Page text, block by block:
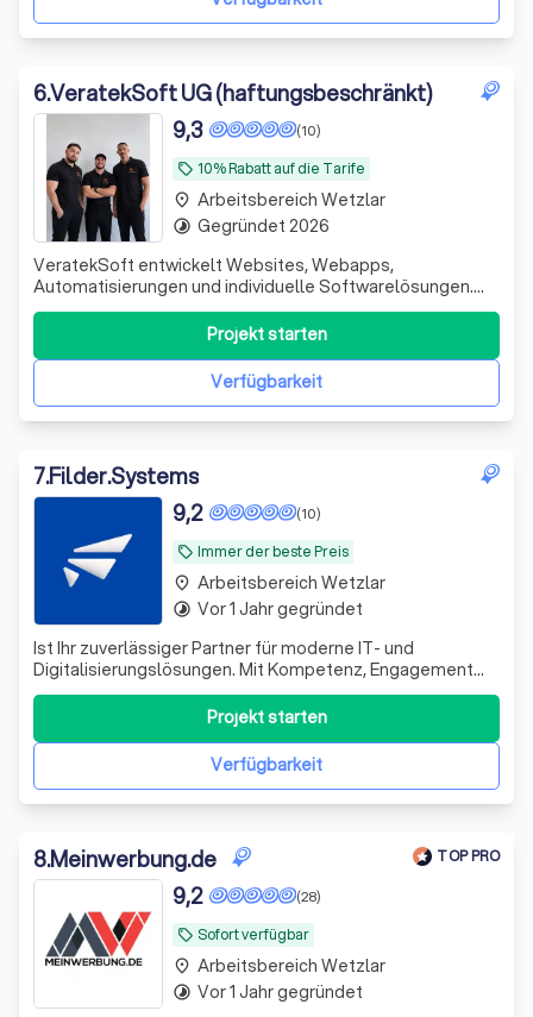
6.VeratekSoft UG (haftungsbeschränkt)
local_offer 10% Rabatt auf die Tarife
(10)
9,3
VeratekSoft entwickelt Websites, Webapps,
Automatisierungen und individuelle Softwarelösungen.
Wir helfen Unternehmen, Prozesse zu digitalisieren und
nachhaltig zu wachsen.
Verfügbarkeit
Projekt starten
place Arbeitsbereich Wetzlar
timelapse Gegründet 2026
7.Filder.Systems
local_offer Immer der beste Preis
(10)
9,2
Ist Ihr zuverlässiger Partner für moderne IT- und
Digitalisierungslösungen. Mit Kompetenz, Engagement
und einem starken Servicegedanken unterstützen wir
unsere Kunden bei der Umsetzung individueller Projekte.
Unser freundliches Support-Team steht Ihnen jederzeit
schnell, lösungsorientiert und persön
Verfügbarkeit
Projekt starten
place Arbeitsbereich Wetzlar
timelapse Vor 1 Jahr gegründet
8.Meinwerbung.de TOP PRO
local_offer Sofort verfügbar
(28)
9,2
place Arbeitsbereich Wetzlar
timelapse Vor 1 Jahr gegründet